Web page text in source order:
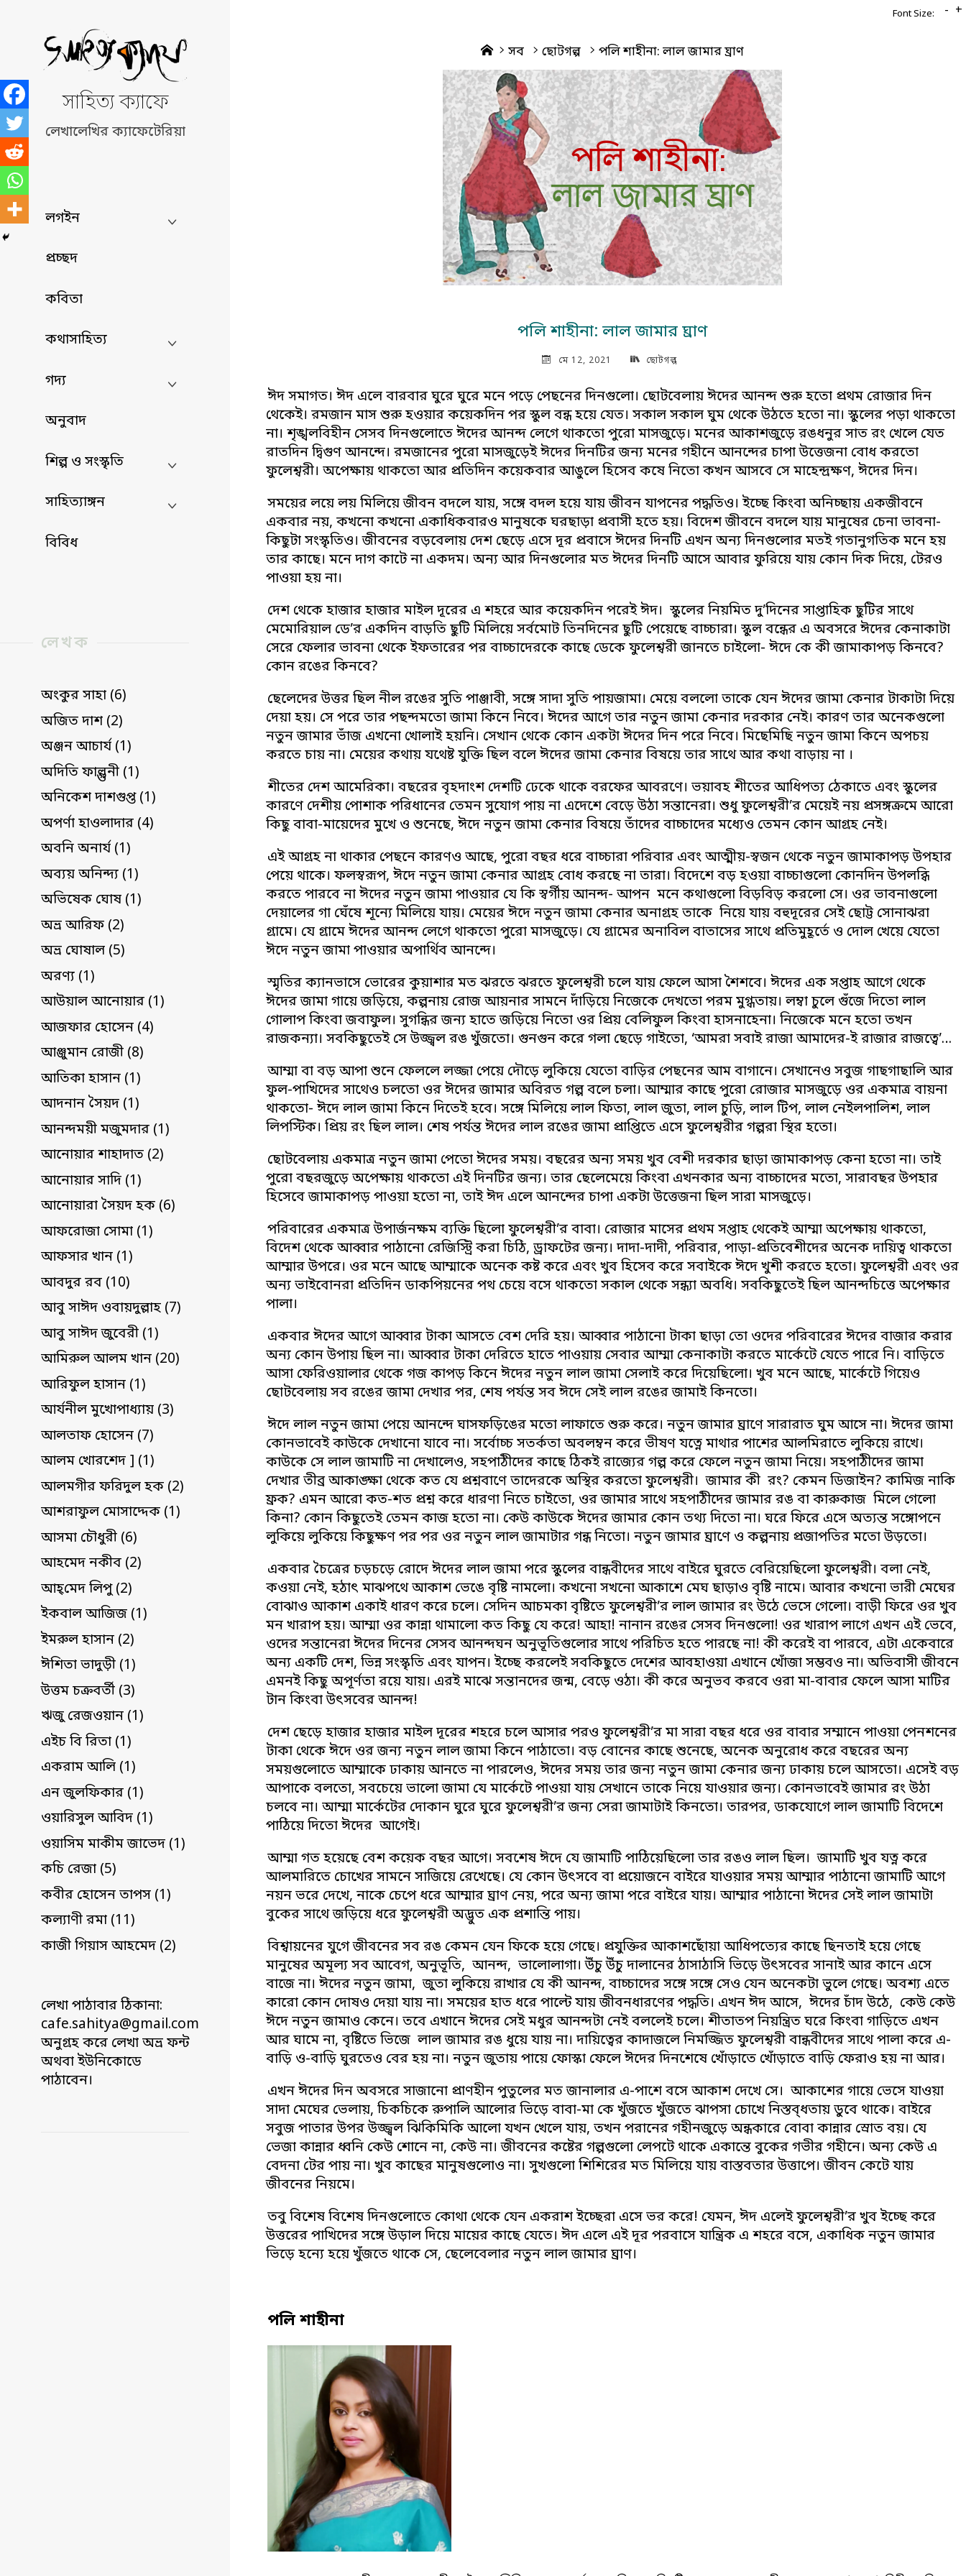
content
সাহিত্য ক্যাফে
লেখালেখির ক্যাফেটেরিয়া
লগইন
প্রচ্ছদ
কবিতা
কথাসাহিত্য
গদ্য
অনুবাদ
শিল্প ও সংস্কৃতি
সাহিত্যাঙ্গন
বিবিধ
লেখক
অংকুর সাহা (6)
অজিত দাশ (2)
অঞ্জন আচার্য (1)
অদিতি ফাল্গুনী (1)
অনিকেশ দাশগুপ্ত (1)
অপর্ণা হাওলাদার (4)
অবনি অনার্য (1)
অব্যয় অনিন্দ্য (1)
অভিষেক ঘোষ (1)
অভ্র আরিফ (2)
অভ্র ঘোষাল (5)
অরণ্য (1)
আউয়াল আনোয়ার (1)
আজফার হোসেন (4)
আঞ্জুমান রোজী (8)
আতিকা হাসান (1)
আদনান সৈয়দ (1)
আনন্দময়ী মজুমদার (1)
আনোয়ার শাহাদাত (2)
আনোয়ার সাদি (1)
আনোয়ারা সৈয়দ হক (6)
আফরোজা সোমা (1)
আফসার খান (1)
আবদুর রব (10)
আবু সাঈদ ওবায়দুল্লাহ (7)
আবু সাঈদ জুবেরী (1)
আমিরুল আলম খান (20)
আরিফুল হাসান (1)
আর্যনীল মুখোপাধ্যায় (3)
আলতাফ হোসেন (7)
আলম খোরশেদ ] (1)
আলমগীর ফরিদুল হক (2)
আশরাফুল মোসাদ্দেক (1)
আসমা চৌধুরী (6)
আহমেদ নকীব (2)
আহ্‌মেদ লিপু (2)
ইকবাল আজিজ (1)
ইমরুল হাসান (2)
ঈশিতা ভাদুড়ী (1)
উত্তম চক্রবর্তী (3)
ঋজু রেজওয়ান (1)
এইচ বি রিতা (1)
একরাম আলি (1)
এন জুলফিকার (1)
ওয়ারিসুল আবিদ (1)
ওয়াসিম মাকীম জাভেদ (1)
কচি রেজা (5)
কবীর হোসেন তাপস (1)
কল্যাণী রমা (11)
কাজী গিয়াস আহমেদ (2)
লেখা পাঠাবার ঠিকানা:
cafe.sahitya@gmail.com
অনুগ্রহ করে লেখা অভ্র ফন্ট
অথবা ইউনিকোডে
পাঠাবেন।
Home
সব ছোটগল্প পলি শাহীনা: লাল জামার ঘ্রাণ
পলি শাহীনা: লাল জামার ঘ্রাণ
মে 12, 2021 ছোটগল্প
ঈদ সমাগত। ঈদ এলে বারবার ঘুরে ঘুরে মনে পড়ে পেছনের দিনগুলো। ছোটবেলায় ঈদের আনন্দ শুরু হতো প্রথম রোজার দিন
থেকেই। রমজান মাস শুরু হওয়ার কয়েকদিন পর স্কুল বন্ধ হয়ে যেত। সকাল সকাল ঘুম থেকে উঠতে হতো না। স্কুলের পড়া থাকতো
না। শৃঙ্খলবিহীন সেসব দিনগুলোতে ঈদের আনন্দ লেগে থাকতো পুরো মাসজুড়ে। মনের আকাশজুড়ে রঙধনুর সাত রং খেলে যেত
রাতদিন দ্বিগুণ আনন্দে। রমজানের পুরো মাসজুড়েই ঈদের দিনটির জন্য মনের গহীনে আনন্দের চাপা উত্তেজনা বোধ করতো
ফুলেশ্বরী। অপেক্ষায় থাকতো আর প্রতিদিন কয়েকবার আঙুলে হিসেব কষে নিতো কখন আসবে সে মাহেন্দ্রক্ষণ, ঈদের দিন।
সময়ের লয়ে লয় মিলিয়ে জীবন বদলে যায়, সঙ্গে বদল হয়ে যায় জীবন যাপনের পদ্ধতিও। ইচ্ছে কিংবা অনিচ্ছায় একজীবনে
একবার নয়, কখনো কখনো একাধিকবারও মানুষকে ঘরছাড়া প্রবাসী হতে হয়। বিদেশ জীবনে বদলে যায় মানুষের চেনা ভাবনা-
কিছুটা সংস্কৃতিও। জীবনের বড়বেলায় দেশ ছেড়ে এসে দূর প্রবাসে ঈদের দিনটি এখন অন্য দিনগুলোর মতই গতানুগতিক মনে হয়
তার কাছে। মনে দাগ কাটে না একদম। অন্য আর দিনগুলোর মত ঈদের দিনটি আসে আবার ফুরিয়ে যায় কোন দিক দিয়ে, টেরও
পাওয়া হয় না।
দেশ থেকে হাজার হাজার মাইল দূরের এ শহরে আর কয়েকদিন পরেই ঈদ। স্কুলের নিয়মিত দু’দিনের সাপ্তাহিক ছুটির সাথে
মেমোরিয়াল ডে’র একদিন বাড়তি ছুটি মিলিয়ে সর্বমোট তিনদিনের ছুটি পেয়েছে বাচ্চারা। স্কুল বন্ধের এ অবসরে ঈদের কেনাকাটা
সেরে ফেলার ভাবনা থেকে ইফতারের পর বাচ্চাদেরকে কাছে ডেকে ফুলেশ্বরী জানতে চাইলো- ঈদে কে কী জামাকাপড় কিনবে?
কোন রঙের কিনবে?
ছেলেদের উত্তর ছিল নীল রঙের সুতি পাঞ্জাবী, সঙ্গে সাদা সুতি পায়জামা। মেয়ে বললো তাকে যেন ঈদের জামা কেনার টাকাটা দিয়ে
দেয়া হয়। সে পরে তার পছন্দমতো জামা কিনে নিবে। ঈদের আগে তার নতুন জামা কেনার দরকার নেই। কারণ তার অনেকগুলো
নতুন জামার ভাঁজ এখনো খোলাই হয়নি। সেখান থেকে কোন একটা ঈদের দিন পরে নিবে। মিছেমিছি নতুন জামা কিনে অপচয়
করতে চায় না। মেয়ের কথায় যথেষ্ট যুক্তি ছিল বলে ঈদের জামা কেনার বিষয়ে তার সাথে আর কথা বাড়ায় না ।
শীতের দেশ আমেরিকা। বছরের বৃহদাংশ দেশটি ঢেকে থাকে বরফের আবরণে। ভয়াবহ শীতের আধিপত্য ঠেকাতে এবং স্কুলের
কারণে দেশীয় পোশাক পরিধানের তেমন সুযোগ পায় না এদেশে বেড়ে উঠা সন্তানেরা। শুধু ফুলেশ্বরী’র মেয়েই নয় প্রসঙ্গক্রমে আরো
কিছু বাবা-মায়েদের মুখে ও শুনেছে, ঈদে নতুন জামা কেনার বিষয়ে তাঁদের বাচ্চাদের মধ্যেও তেমন কোন আগ্রহ নেই।
এই আগ্রহ না থাকার পেছনে কারণও আছে, পুরো বছর ধরে বাচ্চারা পরিবার এবং আত্মীয়-স্বজন থেকে নতুন জামাকাপড় উপহার
পেয়ে থাকে। ফলস্বরূপ, ঈদে নতুন জামা কেনার আগ্রহ বোধ করছে না তারা। বিদেশে বড় হওয়া বাচ্চাগুলো কোনদিন উপলব্ধি
করতে পারবে না ঈদের নতুন জামা পাওয়ার যে কি স্বর্গীয় আনন্দ- আপন মনে কথাগুলো বিড়বিড় করলো সে। ওর ভাবনাগুলো
দেয়ালের গা ঘেঁষে শূন্যে মিলিয়ে যায়। মেয়ের ঈদে নতুন জামা কেনার অনাগ্রহ তাকে নিয়ে যায় বহুদূরের সেই ছোট্ট সোনাঝরা
গ্রামে। যে গ্রামে ঈদের আনন্দ লেগে থাকতো পুরো মাসজুড়ে। যে গ্রামের অনাবিল বাতাসের সাথে প্রতিমুহূর্তে ও দোল খেয়ে যেতো
ঈদে নতুন জামা পাওয়ার অপার্থিব আনন্দে।
স্মৃতির ক্যানভাসে ভোরের কুয়াশার মত ঝরতে ঝরতে ফুলেশ্বরী চলে যায় ফেলে আসা শৈশবে। ঈদের এক সপ্তাহ আগে থেকে
ঈদের জামা গায়ে জড়িয়ে, কল্পনায় রোজ আয়নার সামনে দাঁড়িয়ে নিজেকে দেখতো পরম মুগ্ধতায়। লম্বা চুলে গুঁজে দিতো লাল
গোলাপ কিংবা জবাফুল। সুগন্ধির জন্য হাতে জড়িয়ে নিতো ওর প্রিয় বেলিফুল কিংবা হাসনাহেনা। নিজেকে মনে হতো তখন
রাজকন্যা। সবকিছুতেই সে উজ্জ্বল রঙ খুঁজতো। গুনগুন করে গলা ছেড়ে গাইতো, ‘আমরা সবাই রাজা আমাদের-ই রাজার রাজত্বে’…
আম্মা বা বড় আপা শুনে ফেললে লজ্জা পেয়ে দৌড়ে লুকিয়ে যেতো বাড়ির পেছনের আম বাগানে। সেখানেও সবুজ গাছগাছালি আর
ফুল-পাখিদের সাথেও চলতো ওর ঈদের জামার অবিরত গল্প বলে চলা। আম্মার কাছে পুরো রোজার মাসজুড়ে ওর একমাত্র বায়না
থাকতো- ঈদে লাল জামা কিনে দিতেই হবে। সঙ্গে মিলিয়ে লাল ফিতা, লাল জুতা, লাল চুড়ি, লাল টিপ, লাল নেইলপালিশ, লাল
লিপস্টিক। প্রিয় রং ছিল লাল। শেষ পর্যন্ত ঈদের লাল রঙের জামা প্রাপ্তিতে এসে ফুলেশ্বরীর গল্পরা স্থির হতো।
ছোটবেলায় একমাত্র নতুন জামা পেতো ঈদের সময়। বছরের অন্য সময় খুব বেশী দরকার ছাড়া জামাকাপড় কেনা হতো না। তাই
পুরো বছরজুড়ে অপেক্ষায় থাকতো এই দিনটির জন্য। তার ছেলেমেয়ে কিংবা এখনকার অন্য বাচ্চাদের মতো, সারাবছর উপহার
হিসেবে জামাকাপড় পাওয়া হতো না, তাই ঈদ এলে আনন্দের চাপা একটা উত্তেজনা ছিল সারা মাসজুড়ে।
পরিবারের একমাত্র উপার্জনক্ষম ব্যক্তি ছিলো ফুলেশ্বরী’র বাবা। রোজার মাসের প্রথম সপ্তাহ থেকেই আম্মা অপেক্ষায় থাকতো,
বিদেশ থেকে আব্বার পাঠানো রেজিস্ট্রি করা চিঠি, ড্রাফটের জন্য। দাদা-দাদী, পরিবার, পাড়া-প্রতিবেশীদের অনেক দায়িত্ব থাকতো
আম্মার উপরে। ওর মনে আছে আম্মাকে অনেক কষ্ট করে এবং খুব হিসেব করে সবাইকে ঈদে খুশী করতে হতো। ফুলেশ্বরী এবং ওর
অন্য ভাইবোনরা প্রতিদিন ডাকপিয়নের পথ চেয়ে বসে থাকতো সকাল থেকে সন্ধ্যা অবধি। সবকিছুতেই ছিল আনন্দচিত্তে অপেক্ষার
পালা।
একবার ঈদের আগে আব্বার টাকা আসতে বেশ দেরি হয়। আব্বার পাঠানো টাকা ছাড়া তো ওদের পরিবারের ঈদের বাজার করার
অন্য কোন উপায় ছিল না। আব্বার টাকা দেরিতে হাতে পাওয়ায় সেবার আম্মা কেনাকাটা করতে মার্কেটে যেতে পারে নি। বাড়িতে
আসা ফেরিওয়ালার থেকে গজ কাপড় কিনে ঈদের নতুন লাল জামা সেলাই করে দিয়েছিলো। খুব মনে আছে, মার্কেটে গিয়েও
ছোটবেলায় সব রঙের জামা দেখার পর, শেষ পর্যন্ত সব ঈদে সেই লাল রঙের জামাই কিনতো।
ঈদে লাল নতুন জামা পেয়ে আনন্দে ঘাসফড়িঙের মতো লাফাতে শুরু করে। নতুন জামার ঘ্রাণে সারারাত ঘুম আসে না। ঈদের জামা
কোনভাবেই কাউকে দেখানো যাবে না। সর্বোচ্চ সতর্কতা অবলম্বন করে ভীষণ যত্নে মাথার পাশের আলমিরাতে লুকিয়ে রাখে।
কাউকে সে লাল জামাটি না দেখালেও, সহপাঠীদের কাছে ঠিকই রাজ্যের গল্প করে ফেলে নতুন জামা নিয়ে। সহপাঠীদের জামা
দেখার তীব্র আকাঙ্ক্ষা থেকে কত যে প্রশ্নবাণে তাদেরকে অস্থির করতো ফুলেশ্বরী। জামার কী রং? কেমন ডিজাইন? কামিজ নাকি
ফ্রক? এমন আরো কত-শত প্রশ্ন করে ধারণা নিতে চাইতো, ওর জামার সাথে সহপাঠীদের জামার রঙ বা কারুকাজ মিলে গেলো
কিনা? কোন কিছুতেই তেমন কাজ হতো না। কেউ কাউকে ঈদের জামার কোন তথ্য দিতো না। ঘরে ফিরে এসে অত্যন্ত সঙ্গোপনে
লুকিয়ে লুকিয়ে কিছুক্ষণ পর পর ওর নতুন লাল জামাটার গন্ধ নিতো। নতুন জামার ঘ্রাণে ও কল্পনায় প্রজাপতির মতো উড়তো।
একবার চৈত্রের চড়চড়ে রোদে ঈদের লাল জামা পরে স্কুলের বান্ধবীদের সাথে বাইরে ঘুরতে বেরিয়েছিলো ফুলেশ্বরী। বলা নেই,
কওয়া নেই, হঠাৎ মাঝপথে আকাশ ভেঙে বৃষ্টি নামলো। কখনো সখনো আকাশে মেঘ ছাড়াও বৃষ্টি নামে। আবার কখনো ভারী মেঘের
বোঝাও আকাশ একাই ধারণ করে চলে। সেদিন আচমকা বৃষ্টিতে ফুলেশ্বরী’র লাল জামার রং উঠে ভেসে গেলো। বাড়ী ফিরে ওর খুব
মন খারাপ হয়। আম্মা ওর কান্না থামালো কত কিছু যে করে! আহা! নানান রঙের সেসব দিনগুলো! ওর খারাপ লাগে এখন এই ভেবে,
ওদের সন্তানেরা ঈদের দিনের সেসব আনন্দঘন অনুভূতিগুলোর সাথে পরিচিত হতে পারছে না! কী করেই বা পারবে, এটা একেবারে
অন্য একটি দেশ, ভিন্ন সংস্কৃতি এবং যাপন। ইচ্ছে করলেই সবকিছুতে দেশের আবহাওয়া এখানে খোঁজা সম্ভবও না। অভিবাসী জীবনে
এমনই কিছু অপূর্ণতা রয়ে যায়। এরই মাঝে সন্তানদের জন্ম, বেড়ে ওঠা। কী করে অনুভব করবে ওরা মা-বাবার ফেলে আসা মাটির
টান কিংবা উৎসবের আনন্দ!
দেশ ছেড়ে হাজার হাজার মাইল দূরের শহরে চলে আসার পরও ফুলেশ্বরী’র মা সারা বছর ধরে ওর বাবার সম্মানে পাওয়া পেনশনের
টাকা থেকে ঈদে ওর জন্য নতুন লাল জামা কিনে পাঠাতো। বড় বোনের কাছে শুনেছে, অনেক অনুরোধ করে বছরের অন্য
সময়গুলোতে আম্মাকে ঢাকায় আনতে না পারলেও, ঈদের সময় তার জন্য নতুন জামা কেনার জন্য ঢাকায় চলে আসতো। এসেই বড়
আপাকে বলতো, সবচেয়ে ভালো জামা যে মার্কেটে পাওয়া যায় সেখানে তাকে নিয়ে যাওয়ার জন্য। কোনভাবেই জামার রং উঠা
চলবে না। আম্মা মার্কেটের দোকান ঘুরে ঘুরে ফুলেশ্বরী’র জন্য সেরা জামাটাই কিনতো। তারপর, ডাকযোগে লাল জামাটি বিদেশে
পাঠিয়ে দিতো ঈদের আগেই।
আম্মা গত হয়েছে বেশ কয়েক বছর আগে। সবশেষ ঈদে যে জামাটি পাঠিয়েছিলো তার রঙও লাল ছিল। জামাটি খুব যত্ন করে
আলমারিতে চোখের সামনে সাজিয়ে রেখেছে। যে কোন উৎসবে বা প্রয়োজনে বাইরে যাওয়ার সময় আম্মার পাঠানো জামাটি আগে
নয়ন ভরে দেখে, নাকে চেপে ধরে আম্মার ঘ্রাণ নেয়, পরে অন্য জামা পরে বাইরে যায়। আম্মার পাঠানো ঈদের সেই লাল জামাটা
বুকের সাথে জড়িয়ে ধরে ফুলেশ্বরী অদ্ভুত এক প্রশান্তি পায়।
বিশ্বায়নের যুগে জীবনের সব রঙ কেমন যেন ফিকে হয়ে গেছে। প্রযুক্তির আকাশছোঁয়া আধিপত্যের কাছে ছিনতাই হয়ে গেছে
মানুষের অমূল্য সব আবেগ, অনুভূতি, আনন্দ, ভালোলাগা। উঁচু উঁচু দালানের ঠাসাঠাসি ভিড়ে উৎসবের সানাই আর কানে এসে
বাজে না। ঈদের নতুন জামা, জুতা লুকিয়ে রাখার যে কী আনন্দ, বাচ্চাদের সঙ্গে সঙ্গে সেও যেন অনেকটা ভুলে গেছে। অবশ্য এতে
কারো কোন দোষও দেয়া যায় না। সময়ের হাত ধরে পাল্টে যায় জীবনধারণের পদ্ধতি। এখন ঈদ আসে, ঈদের চাঁদ উঠে, কেউ কেউ
ঈদে নতুন জামাও কেনে। তবে এখানে ঈদের সেই মধুর আনন্দটা নেই বললেই চলে। শীতাতপ নিয়ন্ত্রিত ঘরে কিংবা গাড়িতে এখন
আর ঘামে না, বৃষ্টিতে ভিজে লাল জামার রঙ ধুয়ে যায় না। দায়িত্বের কাদাজলে নিমজ্জিত ফুলেশ্বরী বান্ধবীদের সাথে পালা করে এ-
বাড়ি ও-বাড়ি ঘুরতেও বের হয় না। নতুন জুতায় পায়ে ফোস্কা ফেলে ঈদের দিনশেষে খোঁড়াতে খোঁড়াতে বাড়ি ফেরাও হয় না আর।
এখন ঈদের দিন অবসরে সাজানো প্রাণহীন পুতুলের মত জানালার এ-পাশে বসে আকাশ দেখে সে। আকাশের গায়ে ভেসে যাওয়া
সাদা মেঘের ভেলায়, চিকচিকে রুপালি আলোর ভিড়ে বাবা-মা কে খুঁজতে খুঁজতে ঝাপসা চোখে নিস্তব্ধতায় ডুবে থাকে। বাইরে
সবুজ পাতার উপর উজ্জ্বল ঝিকিমিকি আলো যখন খেলে যায়, তখন পরানের গহীনজুড়ে অন্ধকারে বোবা কান্নার স্রোত বয়। যে
ভেজা কান্নার ধ্বনি কেউ শোনে না, কেউ না। জীবনের কষ্টের গল্পগুলো লেপটে থাকে একান্তে বুকের গভীর গহীনে। অন্য কেউ এ
বেদনা টের পায় না। খুব কাছের মানুষগুলোও না। সুখগুলো শিশিরের মত মিলিয়ে যায় বাস্তবতার উত্তাপে। জীবন কেটে যায়
জীবনের নিয়মে।
তবু বিশেষ বিশেষ দিনগুলোতে কোথা থেকে যেন একরাশ ইচ্ছেরা এসে ভর করে! যেমন, ঈদ এলেই ফুলেশ্বরী’র খুব ইচ্ছে করে
উত্তরের পাখিদের সঙ্গে উড়াল দিয়ে মায়ের কাছে যেতে। ঈদ এলে এই দূর পরবাসে যান্ত্রিক এ শহরে বসে, একাধিক নতুন জামার
ভিড়ে হন্যে হয়ে খুঁজতে থাকে সে, ছেলেবেলার নতুন লাল জামার ঘ্রাণ।
পলি শাহীনা
Font Size: - +